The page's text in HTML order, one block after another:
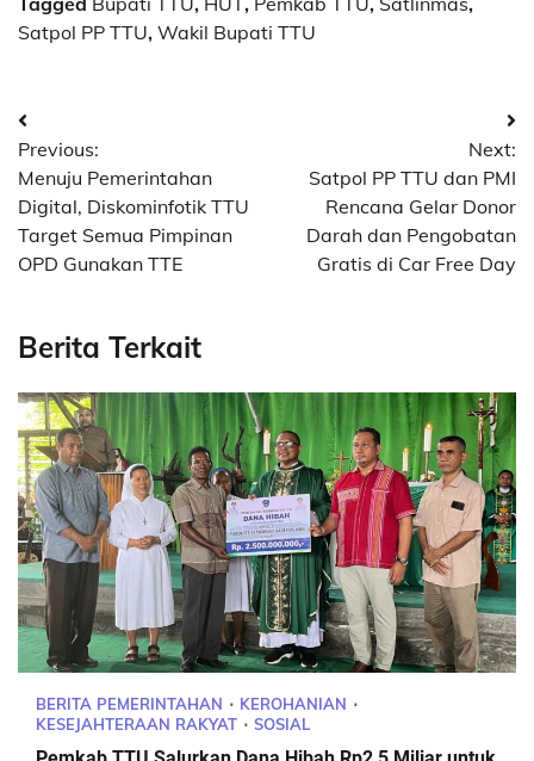
Satpol PP TTU, Wakil Bupati TTU
Post
navigation
Previous:
Menuju Pemerintahan
Digital, Diskominfotik TTU
Target Semua Pimpinan
OPD Gunakan TTE
Next:
Satpol PP TTU dan PMI
Rencana Gelar Donor
Darah dan Pengobatan
Gratis di Car Free Day
Berita Terkait
BERITA PEMERINTAHAN
KEROHANIAN
KESEJAHTERAAN RAKYAT
SOSIAL